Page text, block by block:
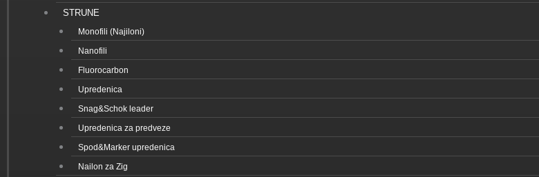
STRUNE
Monofili (Najiloni)
Nanofili
Fluorocarbon
Upredenica
Snag&Schok leader
Upredenica za predveze
Spod&Marker upredenica
Nailon za Zig